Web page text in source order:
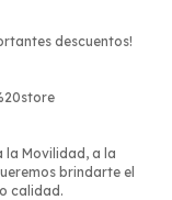
descuentos!
la Movilidad, a la
brindarte el
calidad.